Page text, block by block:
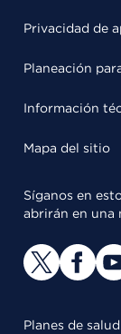
Privacidad de
Planeación
Información
Mapa del sitio
Síganos en
abrirán en una
Planes de